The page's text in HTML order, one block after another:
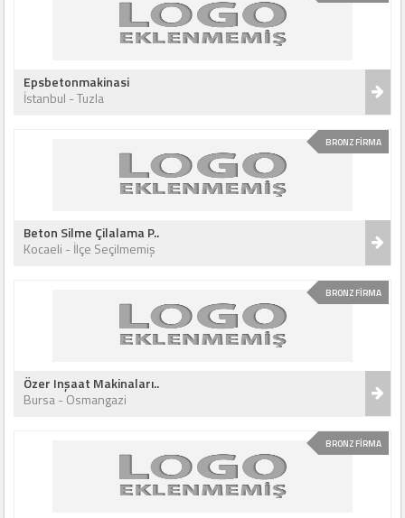
Epsbetonmakinasi
İstanbul - Tuzla
BRONZ FİRMA
Beton Silme Çilalama P..
Kocaeli - İlçe Seçilmemiş
BRONZ FİRMA
Özer Inşaat Makinaları..
Bursa - Osmangazi
BRONZ FİRMA